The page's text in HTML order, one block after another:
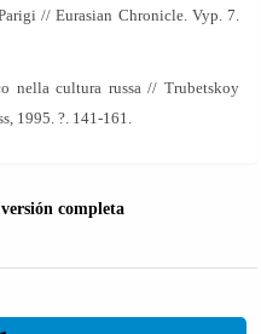
// Eurasian Chronicle. Vyp. 7.
nella cultura russa // Trubetskoy
1995. ?. 141-161.
completa